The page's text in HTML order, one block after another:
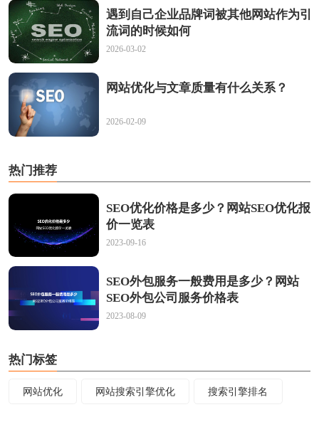
遇到自己企业品牌词被其他网站作为引
流词的时候如何
2026-03-02
网站优化与文章质量有什么关系？
2026-02-09
热门推荐
SEO优化价格是多少？网站SEO优化报
价一览表
2023-09-16
SEO外包服务一般费用是多少？网站
SEO外包公司服务价格表
2023-08-09
热门标签
网站优化 网站搜索引擎优化 搜索引擎排名